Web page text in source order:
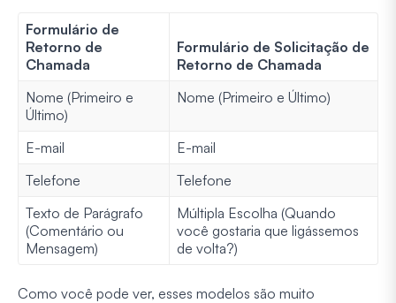
Formulário de
Retorno de
Chamada
Formulário de Solicitação de
Retorno de Chamada
Nome (Primeiro e
Último)
Nome (Primeiro e Último)
E-mail
E-mail
Telefone
Telefone
Texto de Parágrafo
(Comentário ou
Mensagem)
Múltipla Escolha (Quando
você gostaria que ligássemos
de volta?)
Como você pode ver, esses modelos são muito